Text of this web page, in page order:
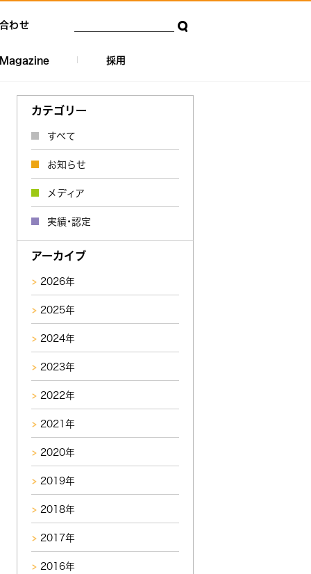
わせ
Magazine 採用
カテゴリー
すべて
お知らせ
メディア
実績・認定
アーカイブ
2026年
2025年
2024年
2023年
2022年
2021年
2020年
2019年
2018年
2017年
2016年